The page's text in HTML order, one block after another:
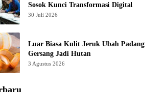
Sosok Kunci Transformasi Digital
30 Juli 2026
Luar Biasa Kulit Jeruk Ubah Padang
Gersang Jadi Hutan
3 Agustus 2026